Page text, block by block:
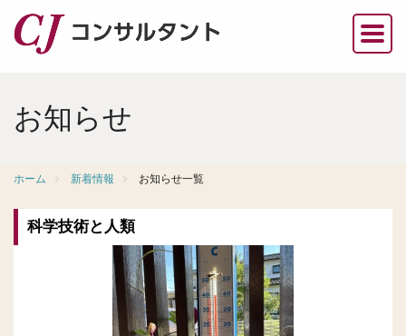
お知らせ
ホーム 新着情報 お知らせ一覧
科学技術と人類